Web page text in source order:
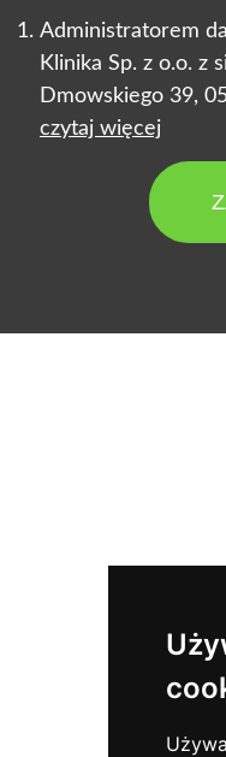
Administratorem
Klinika Sp. z o.o. z
Dmowskiego 39,
czytaj więcej